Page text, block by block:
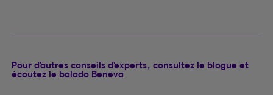
Pour d’autres conseils d’experts, consultez le blogue et
écoutez le balado Beneva